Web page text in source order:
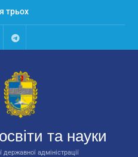
Talegram
та науки
адміністрації